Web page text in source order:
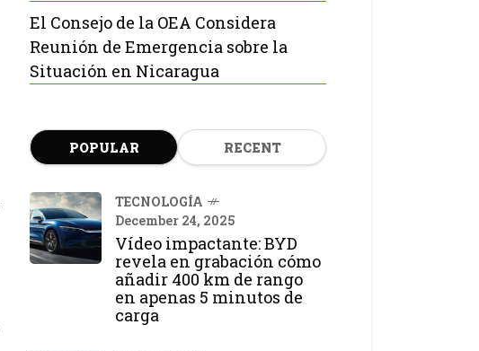
El Consejo de la OEA Considera
Reunión de Emergencia sobre la
Situación en Nicaragua
POPULAR RECENT
TECNOLOGÍA
December 24, 2025
Vídeo impactante: BYD
revela en grabación cómo
añadir 400 km de rango
en apenas 5 minutos de
carga